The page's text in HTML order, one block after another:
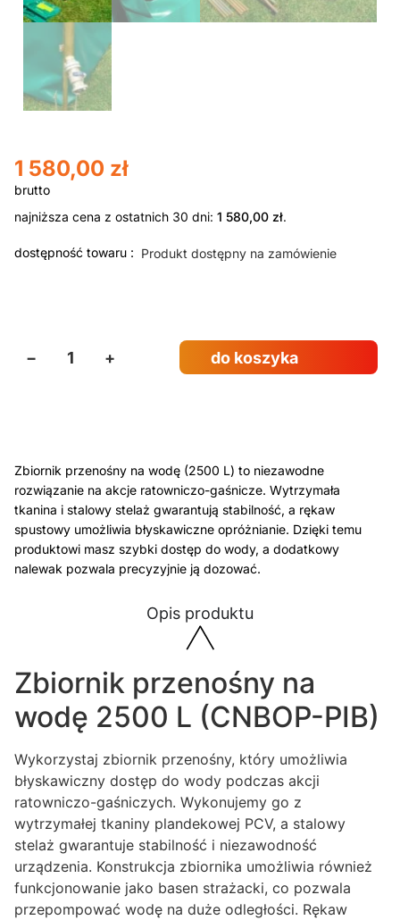
Zbiornik przenośny na wodę (2500 L) to niezawodne
rozwiązanie na akcje ratowniczo-gaśnicze. Wytrzymała
tkanina i stalowy stelaż gwarantują stabilność, a rękaw
spustowy umożliwia błyskawiczne opróżnianie. Dzięki temu
produktowi masz szybki dostęp do wody, a dodatkowy
nalewak pozwala precyzyjnie ją dozować.
Opis produktu
Zbiornik przenośny na
wodę 2500 L (CNBOP-PIB)
Wykorzystaj zbiornik przenośny, który umożliwia
błyskawiczny dostęp do wody podczas akcji
ratowniczo-gaśniczych. Wykonujemy go z
wytrzymałej tkaniny plandekowej PCV, a stalowy
stelaż gwarantuje stabilność i niezawodność
urządzenia. Konstrukcja zbiornika umożliwia również
funkcjonowanie jako basen strażacki, co pozwala
przepompować wodę na duże odległości. Rękaw
1 580,00 zł
najniższa cena z ostatnich 30 dni: 1 580,00 zł.
dostępność towaru : Produkt dostępny na zamówienie
− + do koszyka